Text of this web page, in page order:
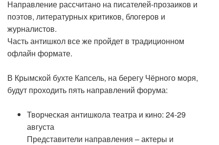
Направление рассчитано на писателей-прозаиков и
поэтов, литературных критиков, блогеров и
журналистов.
Часть антишкол все же пройдет в традиционном
офлайн формате.
В Крымской бухте Капсель, на берегу Чёрного моря,
будут проходить пять направлений форума:
Творческая антишкола театра и кино: 24-29
августа
Представители направления – актеры и